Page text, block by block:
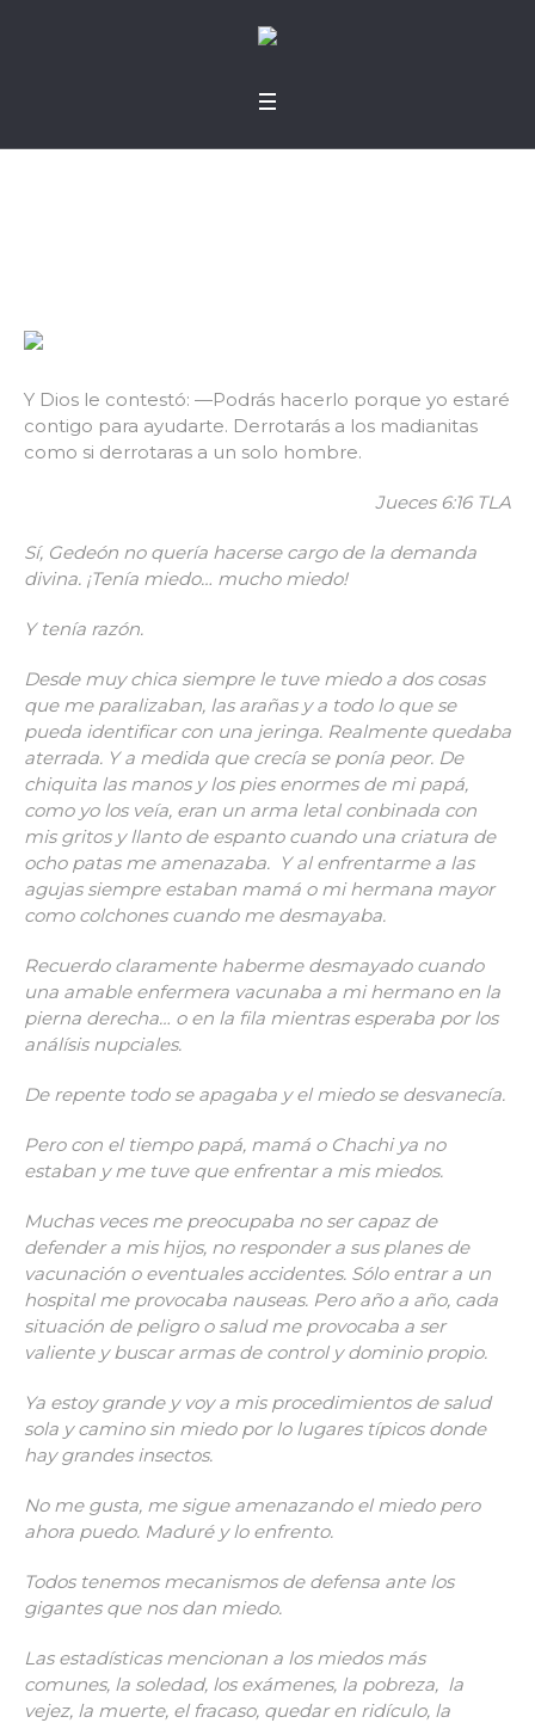
Y Dios le contestó: —Podrás hacerlo porque yo estaré
contigo para ayudarte. Derrotarás a los madianitas
como si derrotaras a un solo hombre.
Jueces 6:16 TLA
Sí, Gedeón no quería hacerse cargo de la demanda
divina. ¡Tenía miedo… mucho miedo!
Y tenía razón.
Desde muy chica siempre le tuve miedo a dos cosas
que me paralizaban, las arañas y a todo lo que se
pueda identificar con una jeringa. Realmente quedaba
aterrada. Y a medida que crecía se ponía peor. De
chiquita las manos y los pies enormes de mi papá,
como yo los veía, eran un arma letal conbinada con
mis gritos y llanto de espanto cuando una criatura de
ocho patas me amenazaba. Y al enfrentarme a las
agujas siempre estaban mamá o mi hermana mayor
como colchones cuando me desmayaba.
Recuerdo claramente haberme desmayado cuando
una amable enfermera vacunaba a mi hermano en la
pierna derecha… o en la fila mientras esperaba por los
análísis nupciales.
De repente todo se apagaba y el miedo se desvanecía.
Pero con el tiempo papá, mamá o Chachi ya no
estaban y me tuve que enfrentar a mis miedos.
Muchas veces me preocupaba no ser capaz de
defender a mis hijos, no responder a sus planes de
vacunación o eventuales accidentes. Sólo entrar a un
hospital me provocaba nauseas. Pero año a año, cada
situación de peligro o salud me provocaba a ser
valiente y buscar armas de control y dominio propio.
Ya estoy grande y voy a mis procedimientos de salud
sola y camino sin miedo por lo lugares típicos donde
hay grandes insectos.
No me gusta, me sigue amenazando el miedo pero
ahora puedo. Maduré y lo enfrento.
Todos tenemos mecanismos de defensa ante los
gigantes que nos dan miedo.
Las estadísticas mencionan a los miedos más
comunes, la soledad, los exámenes, la pobreza, la
vejez, la muerte, el fracaso, quedar en ridículo, la